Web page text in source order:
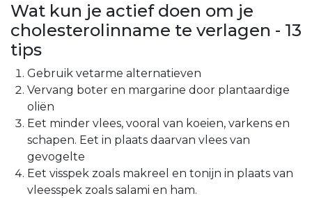
Wat kun je actief doen om je
cholesterolinname te verlagen - 13
tips
Gebruik vetarme alternatieven
Vervang boter en margarine door plantaardige
oliën
Eet minder vlees, vooral van koeien, varkens en
schapen. Eet in plaats daarvan vlees van
gevogelte
Eet visspek zoals makreel en tonijn in plaats van
vleesspek zoals salami en ham.